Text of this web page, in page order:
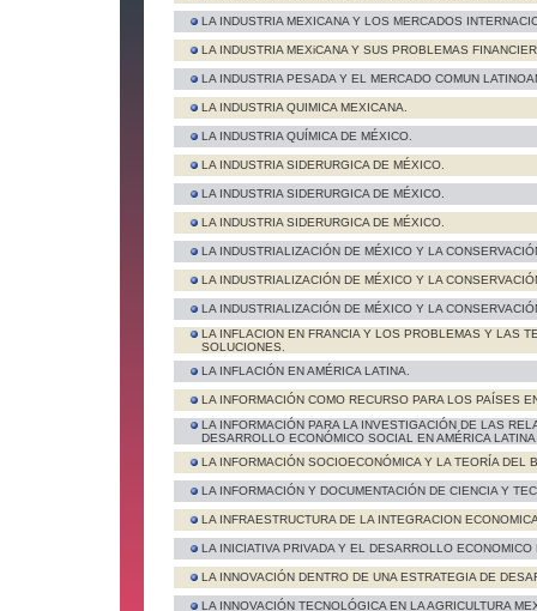
LA INDUSTRIA MEXICANA Y LOS MERCADOS
LA INDUSTRIA MEXiCANA Y SUS PROBLEMAS
LA INDUSTRIA PESADA Y EL MERCADO COMUN
LA INDUSTRIA QUIMICA MEXICANA.
LA INDUSTRIA QUÍMICA DE MÉXICO.
LA INDUSTRIA SIDERURGICA DE MÉXICO.
LA INDUSTRIA SIDERURGICA DE MÉXICO.
LA INDUSTRIA SIDERURGICA DE MÉXICO.
LA INDUSTRIALIZACIÓN DE MÉXICO Y LA
LA INDUSTRIALIZACIÓN DE MÉXICO Y LA
LA INDUSTRIALIZACIÓN DE MÉXICO Y LA
LA INFLACION EN FRANCIA Y LOS PROBLEMAS Y LAS
SOLUCIONES.
LA INFLACIÓN EN AMÉRICA LATINA.
LA INFORMACIÓN COMO RECURSO PARA LOS PAÍSES
LA INFORMACIÓN PARA LA INVESTIGACIÓN DE LAS
DESARROLLO ECONÓMICO SOCIAL EN AMÉRICA
LA INFORMACIÓN SOCIOECONÓMICA Y LA TEORÍA DEL
LA INFORMACIÓN Y DOCUMENTACIÓN DE CIENCIA Y
LA INFRAESTRUCTURA DE LA INTEGRACION
LA INICIATIVA PRIVADA Y EL DESARROLLO ECONOMICO
LA INNOVACIÓN DENTRO DE UNA ESTRATEGIA DE
LA INNOVACIÓN TECNOLÓGICA EN LA AGRICULTURA